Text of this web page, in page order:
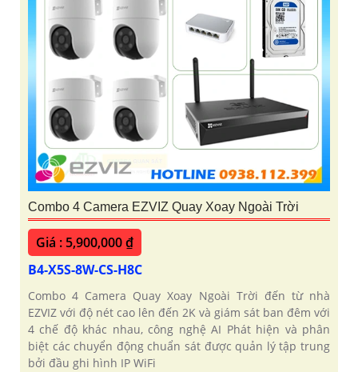
Combo 4 Camera EZVIZ Quay Xoay Ngoài Trời
Giá : 5,900,000 ₫
B4-X5S-8W-CS-H8C
Combo 4 Camera Quay Xoay Ngoài Trời đến từ nhà
EZVIZ với độ nét cao lên đến 2K và giám sát ban đêm với
4 chế độ khác nhau, công nghệ AI Phát hiện và phân
biệt các chuyển động chuẩn sát được quản lý tập trung
bởi đầu ghi hình IP WiFi